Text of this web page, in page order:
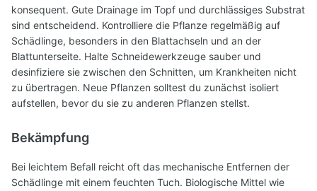
konsequent. Gute Drainage im Topf und durchlässiges Substrat
sind entscheidend. Kontrolliere die Pflanze regelmäßig auf
Schädlinge, besonders in den Blattachseln und an der
Blattunterseite. Halte Schneidewerkzeuge sauber und
desinfiziere sie zwischen den Schnitten, um Krankheiten nicht
zu übertragen. Neue Pflanzen solltest du zunächst isoliert
aufstellen, bevor du sie zu anderen Pflanzen stellst.
Bekämpfung
Bei leichtem Befall reicht oft das mechanische Entfernen der
Schädlinge mit einem feuchten Tuch. Biologische Mittel wie